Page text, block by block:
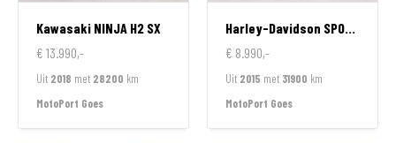
Kawasaki NINJA H2 SX
€ 13.990,-
Uit 2018 met 28200 km
MotoPort Goes
Harley-Davidson SPORTSTER 1200 CUSTOM LIMITED
€ 8.990,-
Uit 2015 met 31900 km
MotoPort Goes